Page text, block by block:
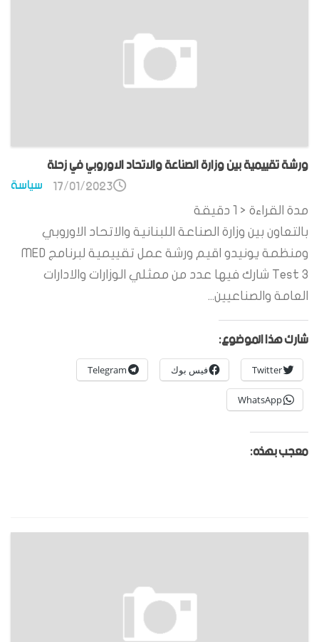
ورشة تقييمية بين وزارة الصناعة والاتحاد الاوروبي في زحلة
سياسة 17/01/2023
مدة القراءة < 1
دقيقة
بالتعاون بين وزارة الصناعة اللبنانية والاتحاد الاوروبي
ومنظمة يونيدو اقيم ورشة عمل تقييمية لبرنامج MED
Test 3 شارك فيها عدد من ممثلي الوزارات والادارات
العامة والصناعيين...
شارك هذا الموضوع:
Twitter فيس بوك Telegram
WhatsApp
معجب بهذه: